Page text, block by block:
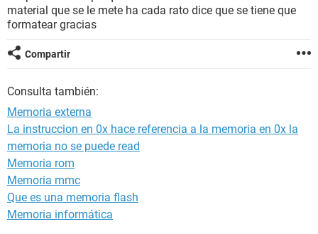
material que se le mete ha cada rato dice que se tiene que
formatear gracias
Compartir
Consulta también:
Memoria externa
La instruccion en 0x hace referencia a la memoria en 0x la
memoria no se puede read
Memoria rom
Memoria mmc
Que es una memoria flash
Memoria informática